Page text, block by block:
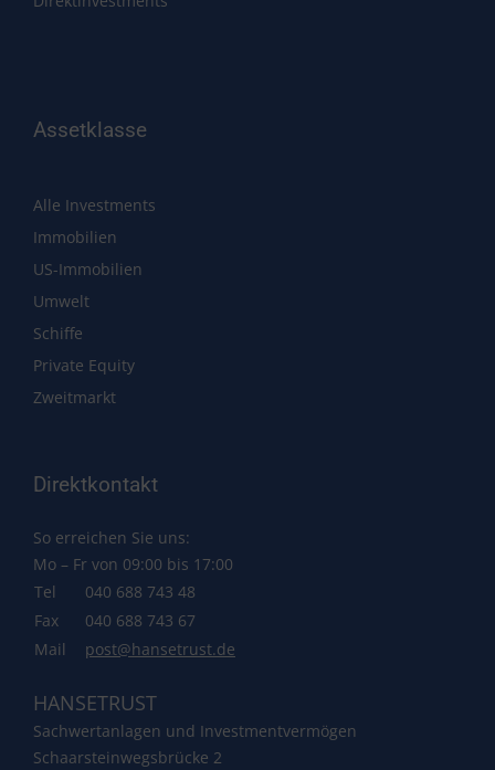
Assetklasse
Alle Investments
Immobilien
US-Immobilien
Umwelt
Schiffe
Private Equity
Zweitmarkt
Direktkontakt
So erreichen Sie uns:
Mo – Fr von 09:00 bis 17:00
Tel
040 688 743 48
Fax
040 688 743 67
Mail
post@hansetrust.de
HANSETRUST
Sachwertanlagen und Investmentvermögen
Schaarsteinwegsbrücke 2